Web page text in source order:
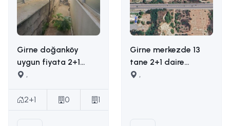
Girne doğanköy
uygun fiyata 2+1
satılık daire İLETİŞİM
05338314949
,
2+1 0 1
Girne merkezde 13
tane 2+1 daire
yapımına uygun
,